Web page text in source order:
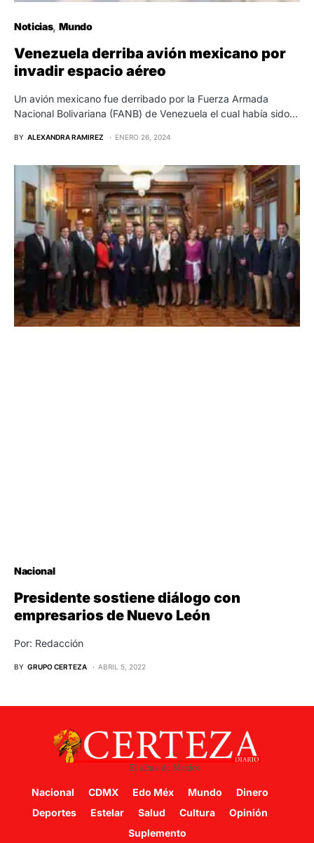
Noticias Mundo
Venezuela derriba avión mexicano por
invadir espacio aéreo
Un avión mexicano fue derribado por la Fuerza Armada
Nacional Bolivariana (FANB) de Venezuela el cual había sido…
BY ALEXANDRA RAMIREZ ENERO 26, 2024
Nacional
Presidente sostiene diálogo con
empresarios de Nuevo León
Por: Redacción
BY GRUPO CERTEZA ABRIL 5, 2022
Nacional CDMX Edo Méx Mundo
Dinero
Deportes
Estelar Salud Cultura
Opinión
Suplemento